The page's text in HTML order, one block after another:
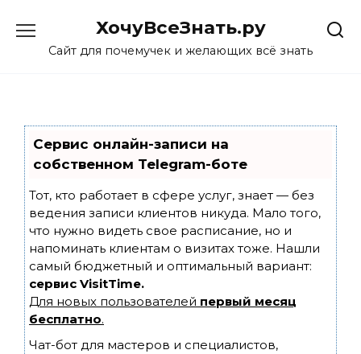
content
ХочуВсеЗнать.ру
Сайт для почемучек и желающих всё знать
Сервис онлайн-записи на
собственном Telegram-боте
Тот, кто работает в сфере услуг, знает — без
ведения записи клиентов никуда. Мало того,
что нужно видеть свое расписание, но и
напоминать клиентам о визитах тоже. Нашли
самый бюджетный и оптимальный вариант:
сервис VisitTime.
Для новых пользователей первый месяц
бесплатно.
Чат-бот для мастеров и специалистов,